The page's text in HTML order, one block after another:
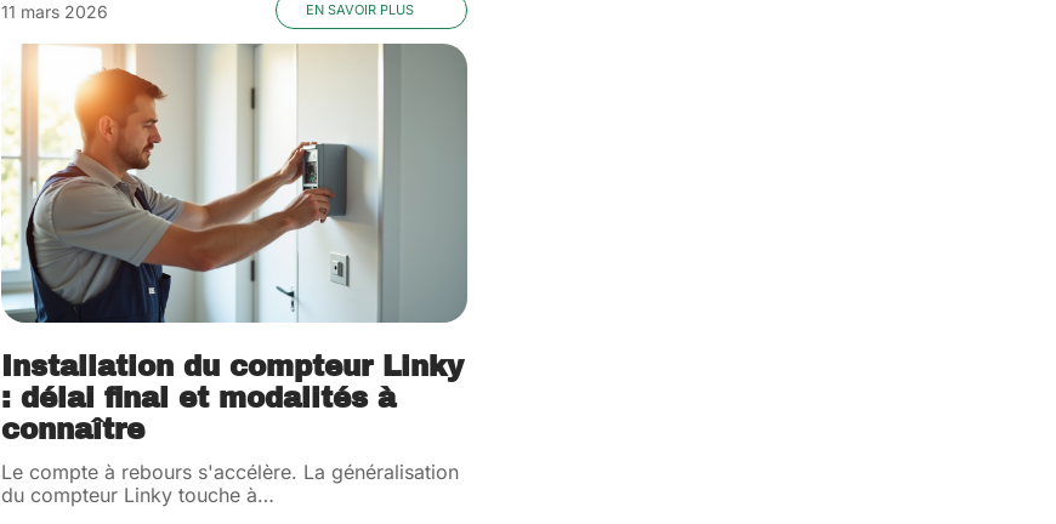
11 mars 2026 EN SAVOIR PLUS
Installation du compteur Linky
: délai final et modalités à
connaître
Le compte à rebours s'accélère. La généralisation
du compteur Linky touche à…